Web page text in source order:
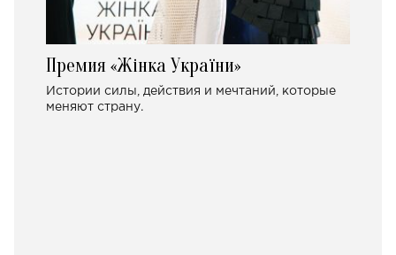
Премия «Жінка України»
Истории силы, действия и мечтаний, которые
меняют страну.